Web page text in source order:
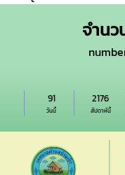
จำนว
วันนี้
91
สัปดาห์นี้
2176